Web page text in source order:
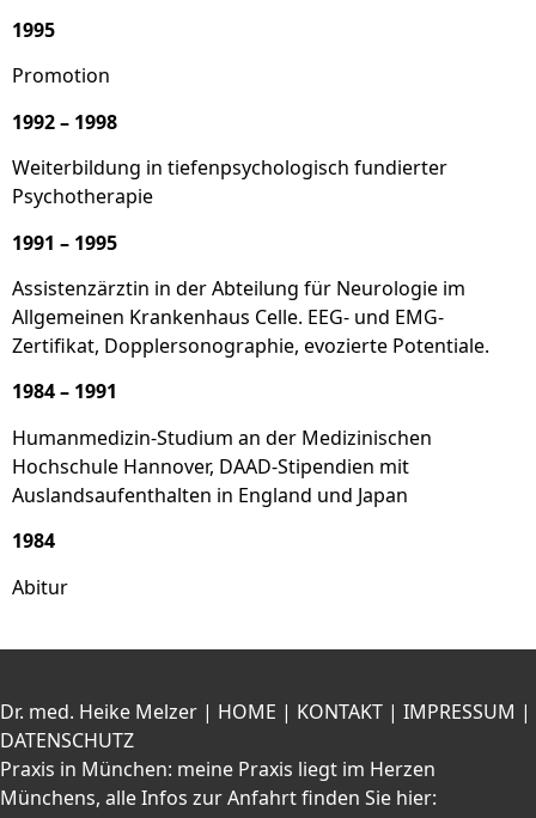
1995
Promotion
1992 – 1998
Weiterbildung in tiefenpsychologisch fundierter
Psychotherapie
1991 – 1995
Assistenzärztin in der Abteilung für Neurologie im
Allgemeinen Krankenhaus Celle. EEG- und EMG-
Zertifikat, Dopplersonographie, evozierte Potentiale.
1984 – 1991
Humanmedizin-Studium an der Medizinischen
Hochschule Hannover, DAAD-Stipendien mit
Auslandsaufenthalten in England und Japan
1984
Abitur
Dr. med. Heike Melzer | HOME | KONTAKT | IMPRESSUM |
DATENSCHUTZ
Praxis in München: meine Praxis liegt im Herzen
Münchens, alle Infos zur Anfahrt finden Sie hier: